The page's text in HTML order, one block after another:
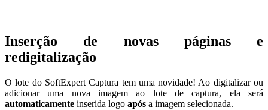
Inserção de novas páginas e
redigitalização
O lote do SoftExpert Captura tem uma novidade! Ao digitalizar ou
adicionar uma nova imagem ao lote de captura, ela será
automaticamente inserida logo após a imagem selecionada.